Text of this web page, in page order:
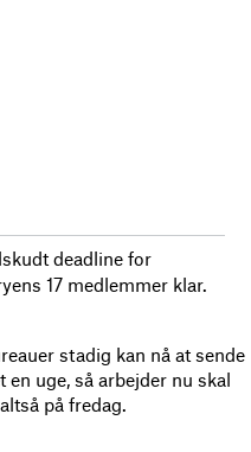
deadline for
17 medlemmer klar.
stadig kan nå at sende
uge, så arbejder nu skal
på fredag.